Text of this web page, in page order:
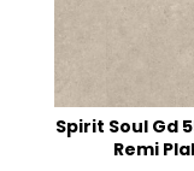
Spirit Soul Gd
Remi